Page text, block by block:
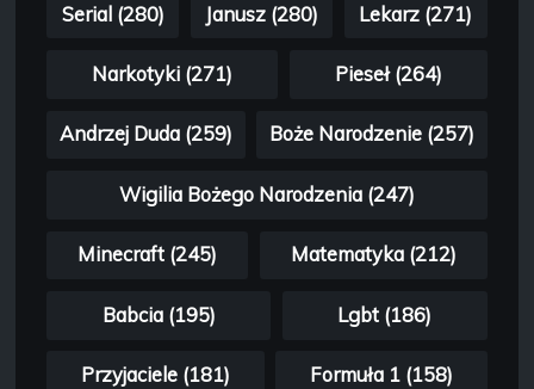
Serial (280) Janusz (280) Lekarz (271)
Narkotyki (271) Pieseł (264)
Andrzej Duda (259) Boże Narodzenie (257)
Wigilia Bożego Narodzenia (247)
Minecraft (245) Matematyka (212)
Babcia (195) Lgbt (186)
Przyjaciele (181) Formuła 1 (158)